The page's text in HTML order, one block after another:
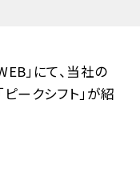
」にて、当社の
ークシフト」が紹